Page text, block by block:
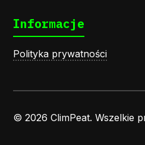
Informacje
Polityka prywatności
© 2026 ClimPeat. Wszelkie